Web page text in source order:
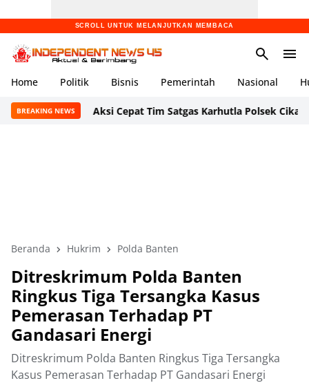
SCROLL UNTUK MELANJUTKAN MEMBACA
Home Politik Bisnis Pemerintah Nasional
BREAKING NEWS
Aksi Cepat Tim Satgas Karhutla Polsek Cikande dan
Beranda Hukrim Polda Banten
Ditreskrimum Polda Banten
Ringkus Tiga Tersangka Kasus
Pemerasan Terhadap PT
Gandasari Energi
Ditreskrimum Polda Banten Ringkus Tiga Tersangka
Kasus Pemerasan Terhadap PT Gandasari Energi